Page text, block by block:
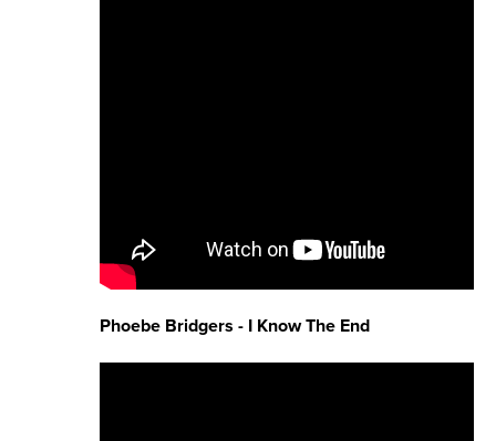
Phoebe Bridgers - I Know The End